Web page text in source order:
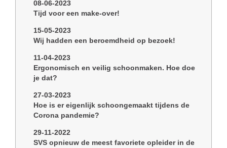
08-06-2023
Tijd voor een make-over!
15-05-2023
Wij hadden een beroemdheid op bezoek!
11-04-2023
Ergonomisch en veilig schoonmaken. Hoe doe
je dat?
27-03-2023
Hoe is er eigenlijk schoongemaakt tijdens de
Corona pandemie?
29-11-2022
SVS opnieuw de meest favoriete opleider in de